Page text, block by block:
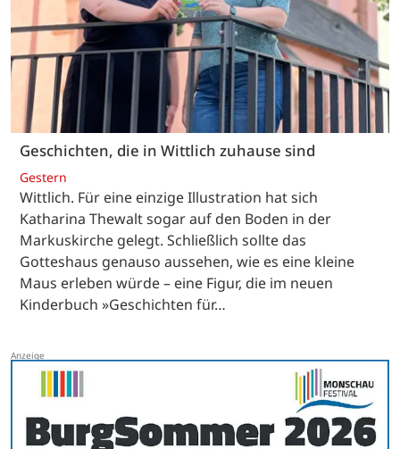
Geschichten, die in Wittlich zuhause sind
Gestern
Wittlich. Für eine einzige Illustration hat sich
Katharina Thewalt sogar auf den Boden in der
Markuskirche gelegt. Schließlich sollte das
Gotteshaus genauso aussehen, wie es eine kleine
Maus erleben würde – eine Figur, die im neuen
Kinderbuch »Geschichten für…